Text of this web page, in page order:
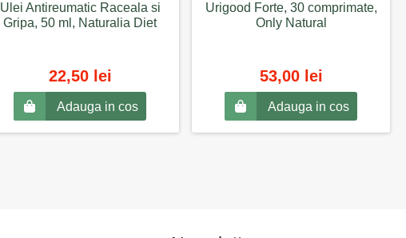
Ulei Antireumatic Raceala si
Gripa, 50 ml, Naturalia Diet
22,50 lei
Adauga in cos
Urigood Forte, 30 comprimate,
Only Natural
53,00 lei
Adauga in cos